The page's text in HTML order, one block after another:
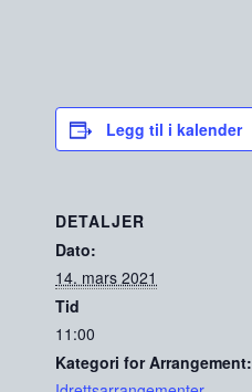
Legg til i kalender
DETALJER
Dato:
14. mars 2021
Tid
11:00
Kategori for Arrangement: